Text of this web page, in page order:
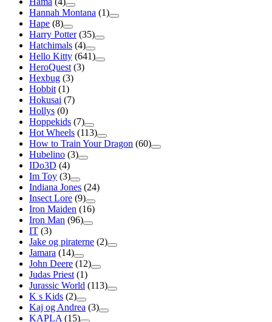
Hannah Montana (1)
Hape (8)
Harry Potter (35)
Hatchimals (4)
Hello Kitty (641)
HeroQuest (3)
Hexbug (3)
Hobbit (1)
Hokusai (7)
Hollys (0)
Hoppekids (7)
Hot Wheels (113)
How to Train Your Dragon (60)
Hubelino (3)
IDo3D (4)
Im Toy (3)
Indiana Jones (24)
Insect Lore (9)
Iron Maiden (16)
Iron Man (96)
IT (3)
Jake og piraterne (2)
Jamara (14)
John Deere (12)
Judas Priest (1)
Jurassic World (113)
K s Kids (2)
Kaj og Andrea (3)
KAPLA (15)